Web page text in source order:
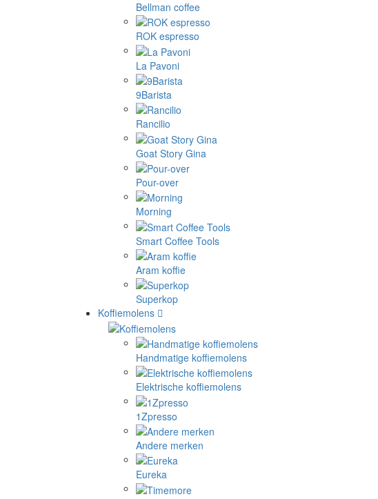
Bellman coffee
ROK espresso
La Pavoni
9Barista
Rancilio
Goat Story Gina
Pour-over
Morning
Smart Coffee Tools
Aram koffie
Superkop
Koffiemolens
Handmatige koffiemolens
Elektrische koffiemolens
1Zpresso
Andere merken
Eureka